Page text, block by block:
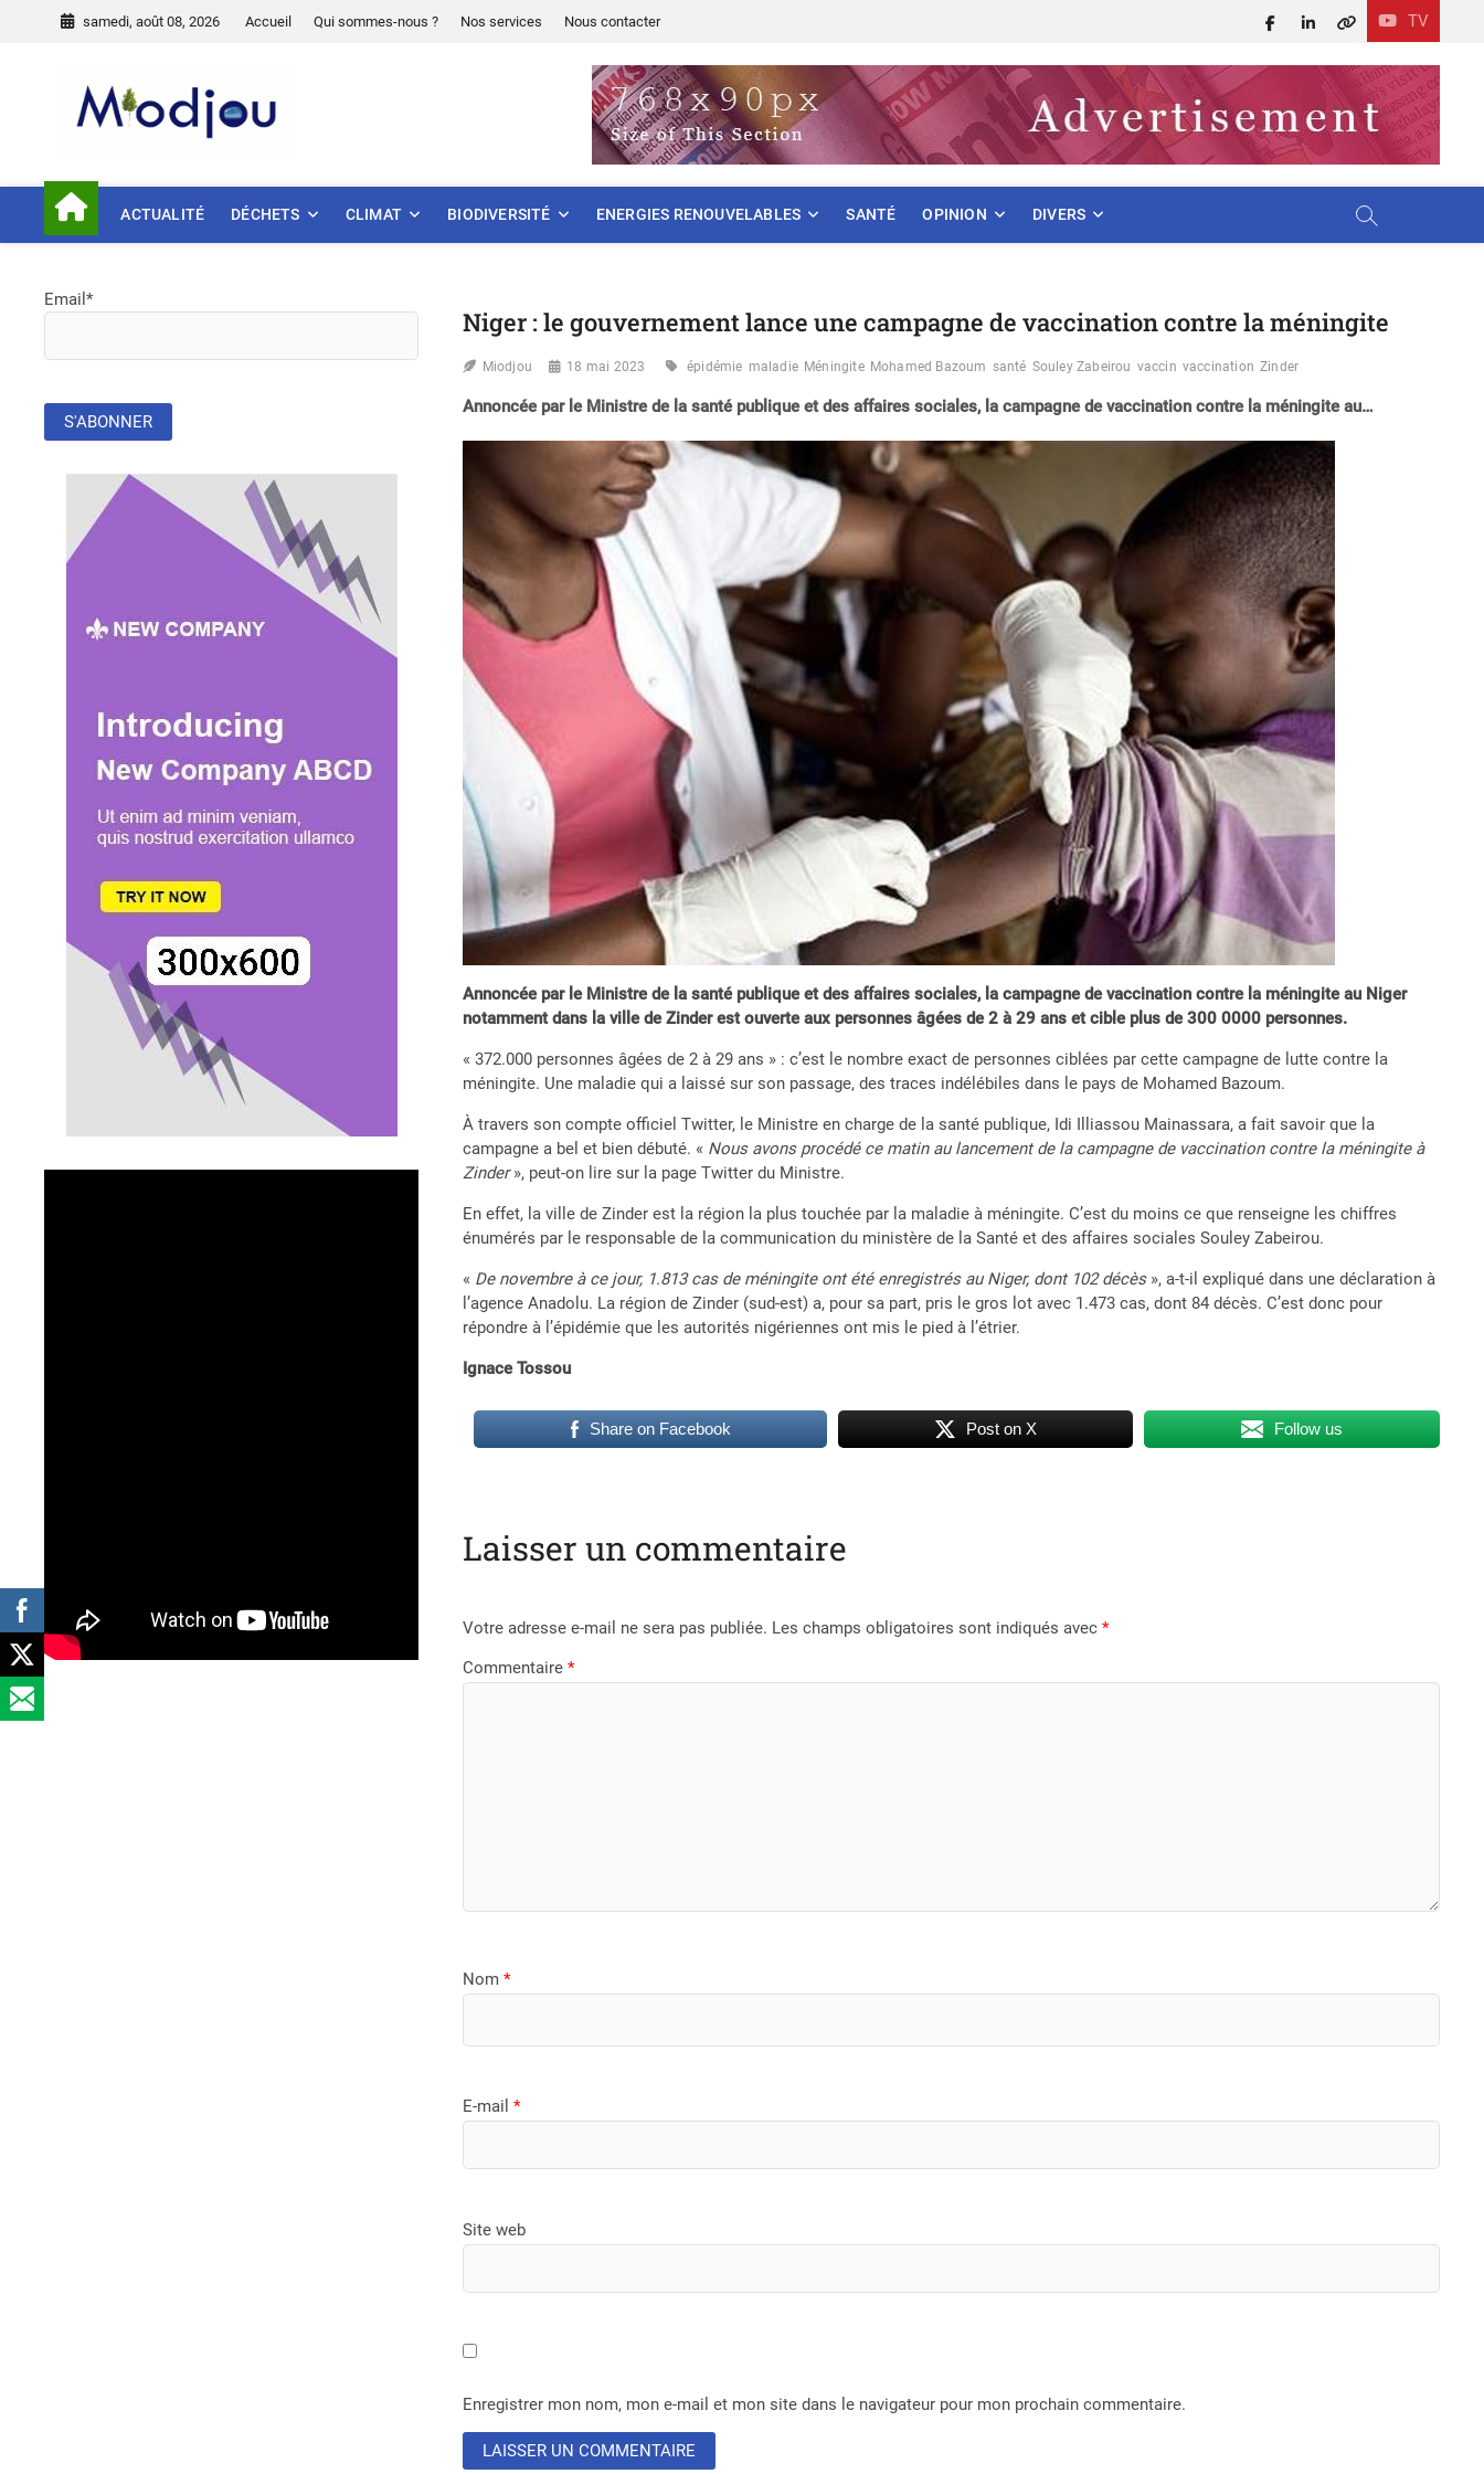
samedi, août 08, 2026 Accueil Qui sommes-nous ? Nos services Nous contacter TV
Facebook
LinkedIn
X
ACTUALITÉ DÉCHETS CLIMAT BIODIVERSITÉ ENERGIES RENOUVELABLES SANTÉ OPINION DIVERS
Niger : le gouvernement lance une campagne de vaccination contre la méningite
Miodjou 18 mai 2023 épidémie maladie Méningite Mohamed Bazoum santé Souley Zabeirou vaccin vaccination Zinder
Annoncée par le Ministre de la santé publique et des affaires sociales, la campagne de vaccination contre la méningite au…
Annoncée par le Ministre de la santé publique et des affaires sociales, la campagne de vaccination contre la méningite au Niger
notamment dans la ville de Zinder est ouverte aux personnes âgées de 2 à 29 ans et cible plus de 300 0000 personnes.
« 372.000 personnes âgées de 2 à 29 ans » : c’est le nombre exact de personnes ciblées par cette campagne de lutte contre la
méningite. Une maladie qui a laissé sur son passage, des traces indélébiles dans le pays de Mohamed Bazoum.
À travers son compte officiel Twitter, le Ministre en charge de la santé publique, Idi Illiassou Mainassara, a fait savoir que la
campagne a bel et bien débuté. « Nous avons procédé ce matin au lancement de la campagne de vaccination contre la méningite à
Zinder», peut-on lire sur la page Twitter du Ministre.
En effet, la ville de Zinder est la région la plus touchée par la maladie à méningite. C’est du moins ce que renseigne les chiffres
énumérés par le responsable de la communication du ministère de la Santé et des affaires sociales Souley Zabeirou.
« De novembre à ce jour, 1.813 cas de méningite ont été enregistrés au Niger, dont 102 décès», a-t-il expliqué dans une déclaration à
l’agence Anadolu. La région de Zinder (sud-est) a, pour sa part, pris le gros lot avec 1.473 cas, dont 84 décès. C’est donc pour
répondre à l’épidémie que les autorités nigériennes ont mis le pied à l’étrier.
Ignace Tossou
Share on Facebook Post on X Follow us
Laisser un commentaire
Votre adresse e-mail ne sera pas publiée. Les champs obligatoires sont indiqués avec*
Commentaire*
Nom*
E-mail*
Site web
Enregistrer mon nom, mon e-mail et mon site dans le navigateur pour mon prochain commentaire.
Email*